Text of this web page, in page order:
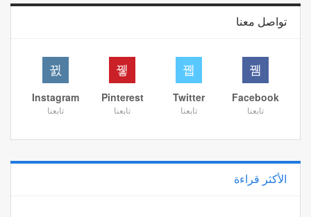
تواصل معنا
Facebook
تابعنا
Twitter
تابعنا
Pinterest
تابعنا
Instagram
تابعنا
الأكثر قراءة